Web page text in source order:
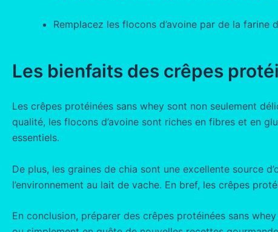
Remplacez les flocons d’avoine par de la
Les bienfaits des crêpes
Les crêpes protéinées sans whey sont non seulement
qualité, les flocons d’avoine sont riches en fibres et en
essentiels.
De plus, les graines de chia sont une excellente source
l’environnement au lait de vache. En bref, les crêpes
En conclusion, préparer des crêpes protéinées sans